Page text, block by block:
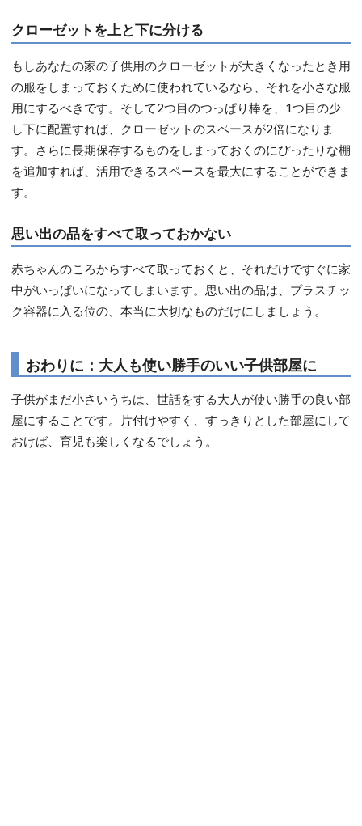
クローゼットを上と下に分ける
もしあなたの家の子供用のクローゼットが大きくなったとき用
の服をしまっておくために使われているなら、それを小さな服
用にするべきです。そして2つ目のつっぱり棒を、1つ目の少
し下に配置すれば、クローゼットのスペースが2倍になりま
す。さらに長期保存するものをしまっておくのにぴったりな棚
を追加すれば、活用できるスペースを最大にすることができま
す。
思い出の品をすべて取っておかない
赤ちゃんのころからすべて取っておくと、それだけですぐに家
中がいっぱいになってしまいます。思い出の品は、プラスチッ
ク容器に入る位の、本当に大切なものだけにしましょう。
おわりに：大人も使い勝手のいい子供部屋に
子供がまだ小さいうちは、世話をする大人が使い勝手の良い部
屋にすることです。片付けやすく、すっきりとした部屋にして
おけば、育児も楽しくなるでしょう。